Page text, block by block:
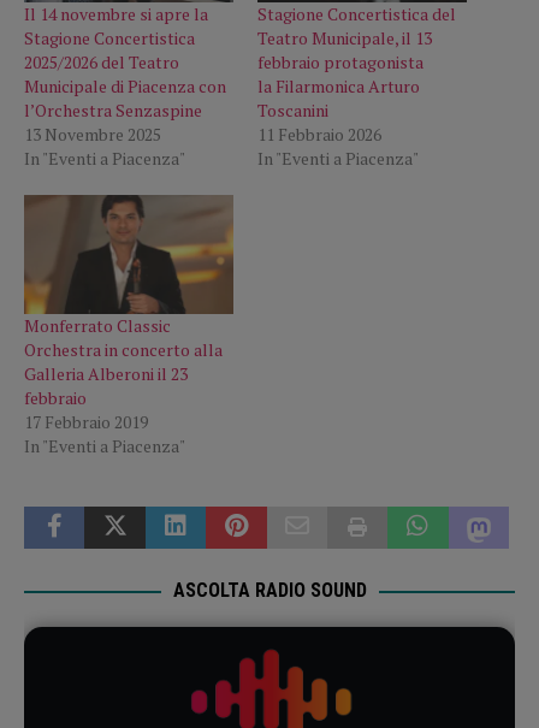
Il 14 novembre si apre la
Stagione Concertistica
2025/2026 del Teatro
Municipale di Piacenza con
l’Orchestra Senzaspine
13 Novembre 2025
In "Eventi a Piacenza"
Stagione Concertistica del
Teatro Municipale, il 13
febbraio protagonista
la Filarmonica Arturo
Toscanini
11 Febbraio 2026
In "Eventi a Piacenza"
Monferrato Classic
Orchestra in concerto alla
Galleria Alberoni il 23
febbraio
17 Febbraio 2019
In "Eventi a Piacenza"
ASCOLTA RADIO SOUND